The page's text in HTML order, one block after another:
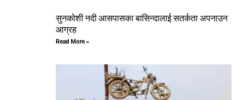
सुनकोशी नदी आसपासका बासिन्दालाई सतर्कता अपनाउन
आग्रह
Read More »